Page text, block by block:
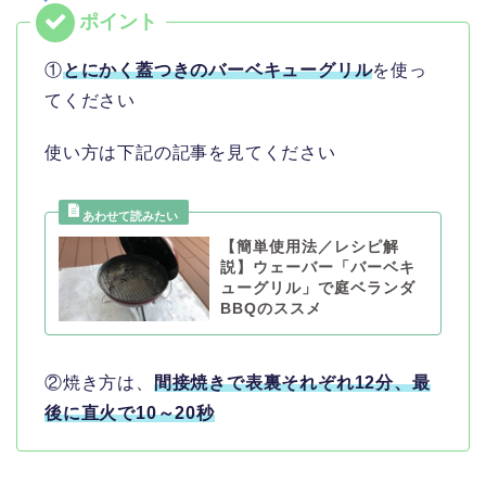
①とにかく蓋つきのバーベキューグリルを使っ
てください
使い方は下記の記事を見てください
【簡単使用法／レシピ解
説】ウェーバー「バーベキ
ューグリル」で庭ベランダ
BBQのススメ
②焼き方は、 間接焼きで表裏それぞれ12分、最
後に直火で10～20秒